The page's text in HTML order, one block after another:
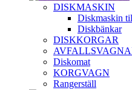
DISKMASKIN
Diskmaskin
Diskbänkar
DISKKORGAR
Diskomat
KORGVAGN
Rangerställ